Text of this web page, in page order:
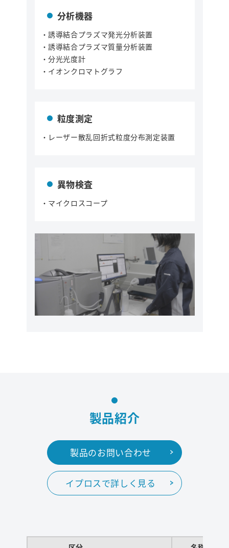
分析機器
・誘導結合プラズマ発光分析装置
・誘導結合プラズマ質量分析装置
・分光光度計
・イオンクロマトグラフ
粒度測定
・レーザー散乱回折式粒度分布測定装置
異物検査
・マイクロスコープ
製品紹介
製品のお問い合わせ
イプロスで詳しく見る